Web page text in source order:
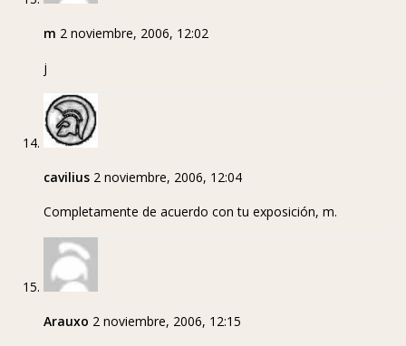
m 2 noviembre, 2006, 12:02
j
cavilius 2 noviembre, 2006, 12:04
Completamente de acuerdo con tu exposición, m.
Arauxo 2 noviembre, 2006, 12:15